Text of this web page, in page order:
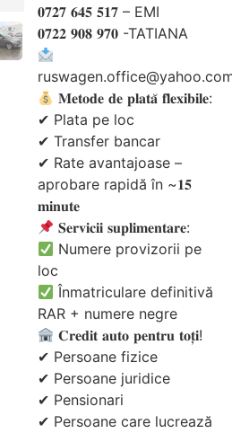
𝟎𝟕𝟐𝟕 𝟔𝟒𝟓 𝟓𝟏𝟕 – EMI
𝟎𝟕𝟐𝟐 𝟗𝟎𝟖 𝟗𝟕𝟎 -TATIANA
𝐌𝐞𝐭𝐨𝐝𝐞 𝐝𝐞 𝐩𝐥𝐚𝐭𝐚̆ 𝐟𝐥𝐞𝐱𝐢𝐛𝐢𝐥𝐞:
✔ Plata pe loc
✔ Transfer bancar
✔ Rate avantajoase –
aprobare rapidă în ~𝟏𝟓
𝐦𝐢𝐧𝐮𝐭𝐞
𝐒𝐞𝐫𝐯𝐢𝐜𝐢𝐢 𝐬𝐮𝐩𝐥𝐢𝐦𝐞𝐧𝐭𝐚𝐫𝐞:
Numere provizorii pe
loc
Înmatriculare definitivă
RAR + numere negre
𝐂𝐫𝐞𝐝𝐢𝐭 𝐚𝐮𝐭𝐨 𝐩𝐞𝐧𝐭𝐫𝐮 𝐭𝐨𝐭̦𝐢!
✔ Persoane fizice
✔ Persoane juridice
✔ Pensionari
✔ Persoane care lucrează